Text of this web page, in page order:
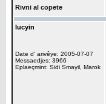
Rivni al copete
lucyin
Date d' arivêye: 2005-07-07
Messaedjes: 3966
Eplaeçmint: Sidi Smayil, Marok